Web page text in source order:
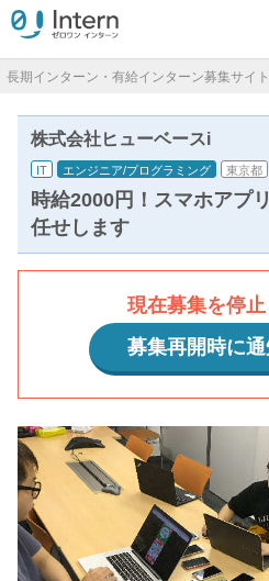
長期インターン・有給インターン募集サイ
株式会社ヒューベースi
IT エンジニア/プログラミング 東京都
時給2000円！スマホアプ
任せします
現在募集を停
募集再開時に